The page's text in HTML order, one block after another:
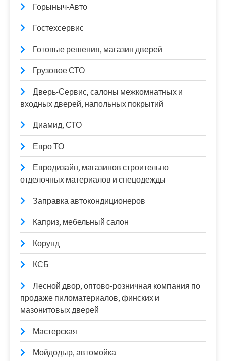
Горыныч-Авто
Гостехсервис
Готовые решения, магазин дверей
Грузовое СТО
Дверь-Сервис, салоны межкомнатных и
входных дверей, напольных покрытий
Диамид, СТО
Евро ТО
Евродизайн, магазинов строительно-
отделочных материалов и спецодежды
Заправка автокондиционеров
Каприз, мебельный салон
Корунд
КСБ
Лесной двор, оптово-розничная компания по
продаже пиломатериалов, финских и
мазонитовых дверей
Мастерская
Мойдодыр, автомойка